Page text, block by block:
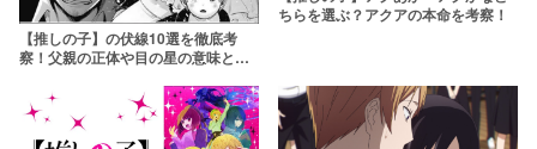
【推しの子】の伏線10選を徹底考
察！父親の正体や目の星の意味と
ちらを選ぶ？アクアの本命を考察！